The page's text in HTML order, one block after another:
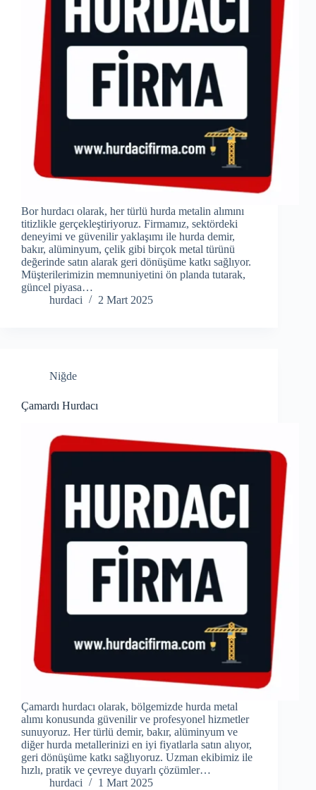
Bor hurdacı olarak, her türlü hurda metalin alımını
titizlikle gerçekleştiriyoruz. Firmamız, sektördeki
deneyimi ve güvenilir yaklaşımı ile hurda demir,
bakır, alüminyum, çelik gibi birçok metal türünü
değerinde satın alarak geri dönüşüme katkı sağlıyor.
Müşterilerimizin memnuniyetini ön planda tutarak,
güncel piyasa…
hurdaci
2 Mart 2025
Niğde
Çamardı Hurdacı
Çamardı hurdacı olarak, bölgemizde hurda metal
alımı konusunda güvenilir ve profesyonel hizmetler
sunuyoruz. Her türlü demir, bakır, alüminyum ve
diğer hurda metallerinizi en iyi fiyatlarla satın alıyor,
geri dönüşüme katkı sağlıyoruz. Uzman ekibimiz ile
hızlı, pratik ve çevreye duyarlı çözümler…
hurdaci
1 Mart 2025